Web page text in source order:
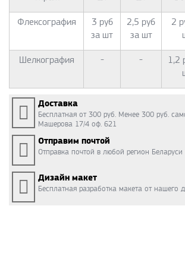
Флексография
3 руб
за шт
2,5 руб
за шт
2
Шелкография - -
1,2
Доставка
Бесплатная от 300 руб. Менее 300 руб.
Машерова 17/4 оф. 621
Отправим почтой
Отправка почтой в любой регион Беларуси
Дизайн макет
Бесплатная разработка макета от нашего